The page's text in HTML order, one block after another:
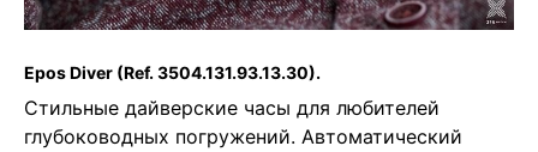
Epos Diver (Ref. 3504.131.93.13.30).
Стильные дайверские часы для любителей
глубоководных погружений. Автоматический